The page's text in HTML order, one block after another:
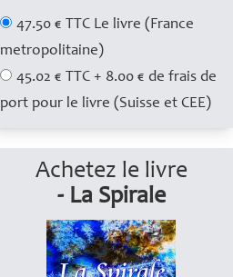
47.50 € TTC Le livre (France
metropolitaine)
45.02 € TTC + 8.00 € de frais de
port pour le livre (Suisse et CEE)
Achetez le livre
- La Spirale